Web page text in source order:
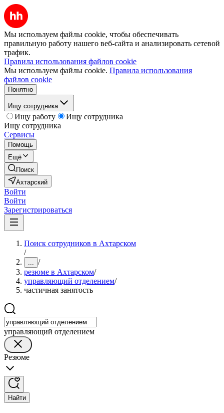
Мы используем файлы cookie, чтобы обеспечивать
правильную работу нашего веб-сайта и анализировать сетевой
трафик.
Правила использования файлов cookie
Мы используем файлы cookie. Правила использования
файлов cookie
Понятно
Ищу сотрудника
Ищу работу
Ищу сотрудника
Ищу сотрудника
Сервисы
Помощь
Ещё
Поиск
Ахтарский
Войти
Войти
Зарегистрироваться
Поиск сотрудников в Ахтарском
/
... /
резюме в Ахтарском/
управляющий отделением/
частичная занятость
управляющий отделением
Резюме
Найти